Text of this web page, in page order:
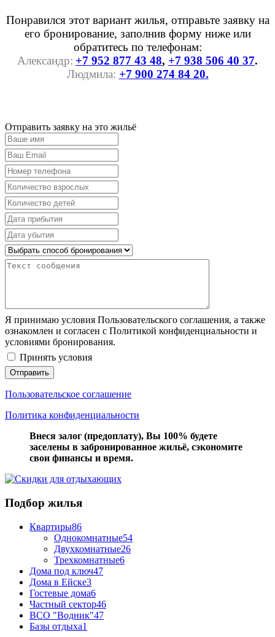
Понравился этот вариант жилья, отправьте заявку на
его бронирование, заполнив форму ниже или
обратитесь по телефонам:
Александр: +7 952 877 43 48, +7 938 506 40 37.
Людмила: +7 900 274 84 20.
Отправить заявку на это жильё
Я принимаю условия Пользовательского соглашения, а также
ознакомлен и согласен с Политикой конфиденциальности и
условиями бронирования.
Принять условия
Пользовательское соглашение
Политика конфиденциальности
Внеся залог (предоплату), Вы 100% будете
заселены в забронированное жильё, сэкономите
свои финансы и время.
Подбор жилья
Квартиры86
Однокомнатные54
Двухкомнатные26
Трехкомнатные6
Дома под ключ47
Дома в Ейске3
Гостевые дома6
Частный сектор46
ВСО "Водник"47
Базы отдыха1